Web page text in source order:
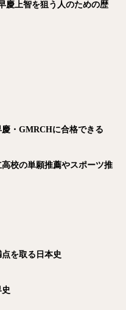
慶上智を狙う人のための歴
慶・GMRCHに合格できる
校の単願推薦やスポーツ推
を取る日本史